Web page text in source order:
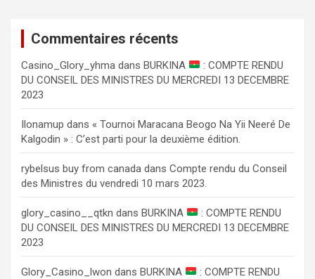
Commentaires récents
Сasino_Glory_yhma dans BURKINA
: COMPTE RENDU
DU CONSEIL DES MINISTRES DU MERCREDI 13 DECEMBRE
2023
Ilonamup dans « Tournoi Maracana Beogo Na Yii Neeré De
Kalgodin » : C’est parti pour la deuxième édition.
rybelsus buy from canada dans Compte rendu du Conseil
des Ministres du vendredi 10 mars 2023.
glory_casino__qtkn dans BURKINA
: COMPTE RENDU
DU CONSEIL DES MINISTRES DU MERCREDI 13 DECEMBRE
2023
Glory_Casino_lwon dans BURKINA
: COMPTE RENDU